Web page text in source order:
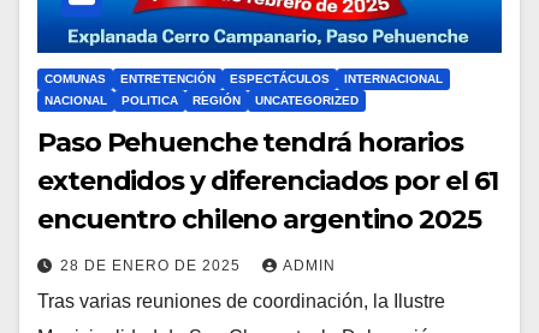
COMUNAS ENTRETENCIÓN ESPECTÁCULOS
INTERNACIONAL
NACIONAL
POLITICA REGIÓN UNCATEGORIZED
Paso Pehuenche tendrá horarios
extendidos y diferenciados por el 61
encuentro chileno argentino 2025
28 DE ENERO DE 2025 ADMIN
Tras varias reuniones de coordinación, la Ilustre